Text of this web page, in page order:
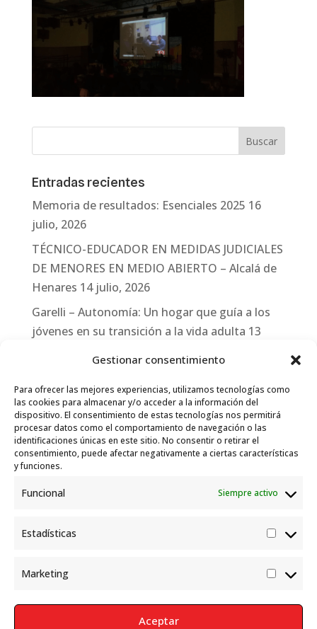
Gestionar consentimiento
Para ofrecer las mejores experiencias, utilizamos tecnologías como
las cookies para almacenar y/o acceder a la información del
dispositivo. El consentimiento de estas tecnologías nos permitirá
procesar datos como el comportamiento de navegación o las
identificaciones únicas en este sitio. No consentir o retirar el
consentimiento, puede afectar negativamente a ciertas características
y funciones.
Funcional Siempre activo
Estadísticas
Marketing
Aceptar
Entradas recientes
Memoria de resultados: Esenciales 2025 16
julio, 2026
TÉCNICO-EDUCADOR EN MEDIDAS JUDICIALES
DE MENORES EN MEDIO ABIERTO – Alcalá de
Henares 14 julio, 2026
Garelli – Autonomía: Un hogar que guía a los
jóvenes en su transición a la vida adulta 13
Garelli-Refugio: Acciones de empleo en el
marco del Sistema de Acogida de Protección
Internacional 10 julio, 2026